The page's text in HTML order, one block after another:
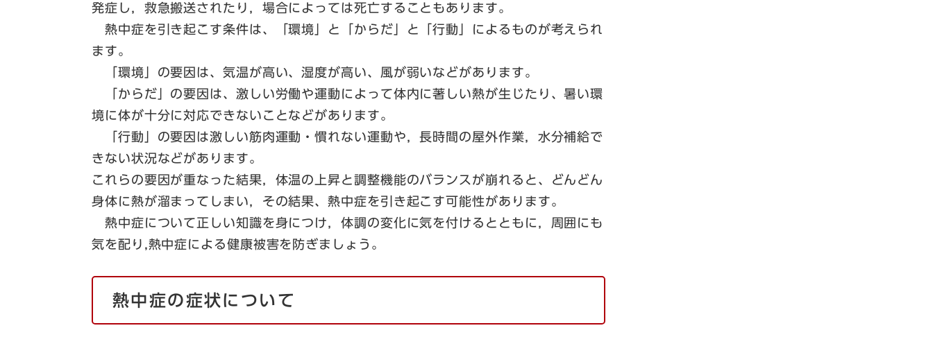
発症し，救急搬送されたり，場合によっては死亡することもあります。
熱中症を引き起こす条件は、「環境」と「からだ」と「行動」によるものが考えられ
ます。
「環境」の要因は、気温が高い、湿度が高い、風が弱いなどがあります。
「からだ」の要因は、激しい労働や運動によって体内に著しい熱が生じたり、暑い環
境に体が十分に対応できないことなどがあります。
「行動」の要因は激しい筋肉運動・慣れない運動や，長時間の屋外作業，水分補給で
きない状況などがあります。
これらの要因が重なった結果，体温の上昇と調整機能のバランスが崩れると、どんどん
身体に熱が溜まってしまい，その結果、熱中症を引き起こす可能性があります。
熱中症について正しい知識を身につけ，体調の変化に気を付けるとともに，周囲にも
気を配り,熱中症による健康被害を防ぎましょう。
熱中症の症状について